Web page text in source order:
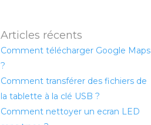
Articles récents
Comment télécharger Google Maps
?
Comment transférer des fichiers de
la tablette à la clé USB ?
Comment nettoyer un ecran LED